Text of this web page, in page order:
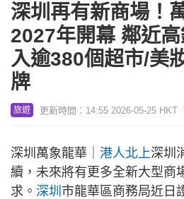
深圳再有新商場！
2027年開幕 鄰近高
入逾380個超市/美
牌
旅遊 更新時間：14:55 2026-05-25 HKT
深圳萬象龍華｜ 港人北上深圳
續，未來將有更多全新大型商
求。 深圳 市龍華區商務局近日